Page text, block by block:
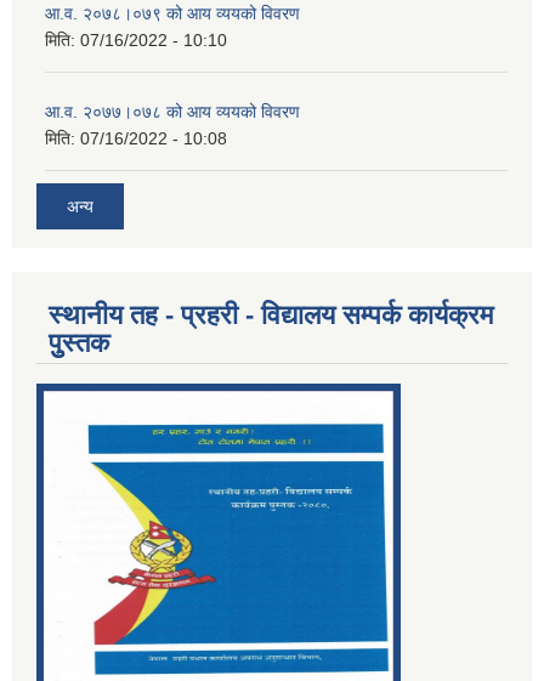
आ.व. २०७८।०७९ को आय व्ययको विवरण
मिति: 07/16/2022 - 10:10
आ.व. २०७७।०७८ को आय व्ययको विवरण
मिति: 07/16/2022 - 10:08
अन्य
स्थानीय तह - प्रहरी - विद्यालय सम्पर्क कार्यक्रम
पुुस्तक